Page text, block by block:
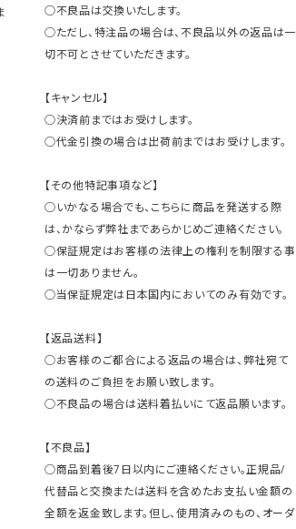
○不良品は交換いたします。
○ただし、特注品の場合は、不良品以外の返品は一
切不可とさせていただきます。
【キャンセル】
○決済前まではお受けします。
○代金引換の場合は出荷前まではお受けします。
【その他特記事項など】
○いかなる場合でも、こちらに商品を発送する際
は、かならず弊社まであらかじめご連絡ください。
○保証規定はお客様の法律上の権利を制限する事
は一切ありません。
○当保証規定は日本国内においてのみ有効です。
【返品送料】
○お客様のご都合による返品の場合は、弊社宛て
の送料のご負担をお願い致します。
○不良品の場合は送料着払いにて返品願います。
【不良品】
○商品到着後7日以内にご連絡ください。正規品/
代替品と交換または送料を含めたお支払い金額の
全額を返金致します。但し、使用済みのもの、オーダ